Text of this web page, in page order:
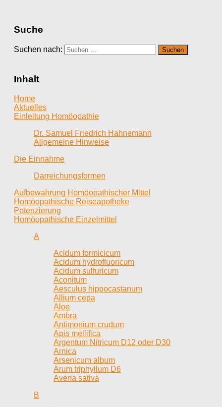
Suche
Suchen nach:
Inhalt
Home
Aktuelles
Einleitung Homöopathie
Dr. Samuel Friedrich Hahnemann
Allgemeine Hinweise
Die Einnahme
Darreichungsformen
Aufbewahrung Homöopathischer Mittel
Homöopathische Reiseapotheke
Potenzierung
Homöopathische Einzelmittel
A
Acidum formicicum
Acidum hydrofluoricum
Acidum sulfuricum
Aconitum
Aesculus hippocastanum
Allium cepa
Aloe
Ambra
Antimonium crudum
Apis mellifica
Argentum Nitricum D12 oder D30
Arnica
Arsenicum album
Arum triphyllum D6
Avena sativa
B